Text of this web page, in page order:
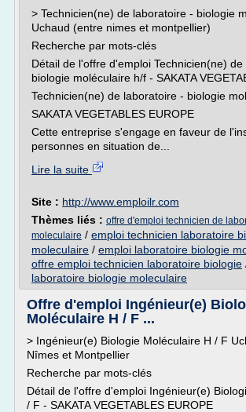
> Technicien(ne) de laboratoire - biologie
Uchaud (entre nimes et montpellier)
Recherche par mots-clés
Détail de l'offre d'emploi Technicien(ne)
biologie moléculaire h/f - SAKATA
Technicien(ne) de laboratoire - biologie
SAKATA VEGETABLES EUROPE
Cette entreprise s'engage en faveur de
personnes en situation de...
Lire la suite
Site : http://www.emploilr.com
Thèmes liés : offre d'emploi technicien de
moleculaire / emploi technicien laboratoire
moleculaire / emploi laboratoire biologie
offre emploi technicien laboratoire biologie
laboratoire biologie moleculaire
Offre d'emploi Ingénieur(e)
Moléculaire H / F ...
> Ingénieur(e) Biologie Moléculaire H / F
Nîmes et Montpellier
Recherche par mots-clés
Détail de l'offre d'emploi Ingénieur(e)
/ F - SAKATA VEGETABLES EUROPE